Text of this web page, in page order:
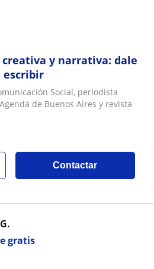
creativa y narrativa: dale
escribir
Social, periodista
de Buenos Aires y revista
Contactar
gratis